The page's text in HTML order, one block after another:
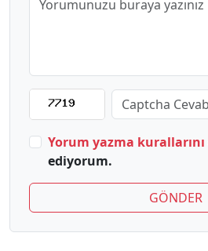
Yorum yazma kurallarını
ediyorum.
GÖNDER